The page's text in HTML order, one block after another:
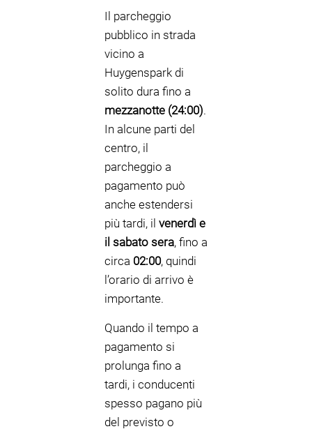
Il parcheggio
pubblico in strada
vicino a
Huygenspark di
solito dura fino a
mezzanotte (24:00).
In alcune parti del
centro, il
parcheggio a
pagamento può
anche estendersi
più tardi, il venerdì e
il sabato sera, fino a
circa 02:00, quindi
l’orario di arrivo è
importante.
Quando il tempo a
pagamento si
prolunga fino a
tardi, i conducenti
spesso pagano più
del previsto o